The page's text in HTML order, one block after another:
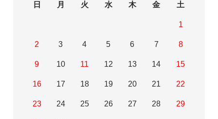
日
月 火 水 木 金 土
1
2 3 4 5 6 7 8
9 10 11 12 13 14 15
16 17 18 19 20 21 22
23 24 25 26 27 28 29